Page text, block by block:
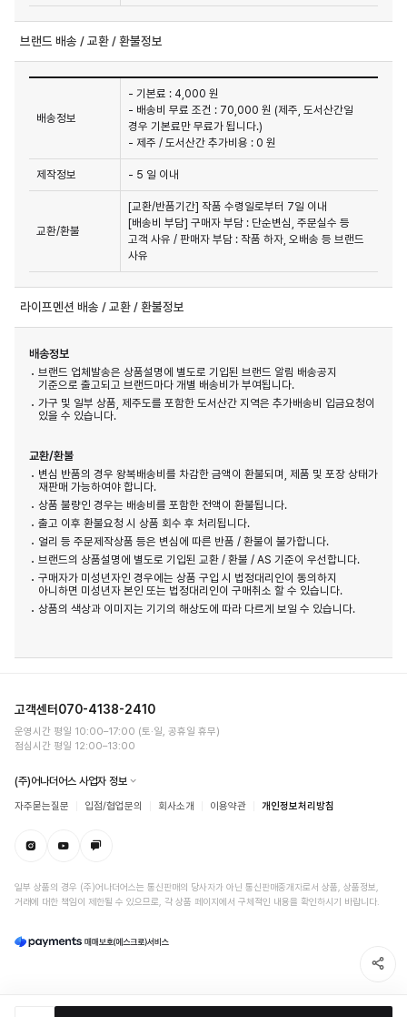
브랜드 배송 / 교환 / 환불정보
배송정보
- 기본료 : 4,000 원
- 배송비 무료 조건 : 70,000 원 (제주, 도서산간일
경우 기본료만 무료가 됩니다.)
- 제주 / 도서산간 추가비용 : 0 원
제작정보 - 5 일 이내
교환/환불
[교환/반품기간] 작품 수령일로부터 7일 이내
[배송비 부담] 구매자 부담 : 단순변심, 주문실수 등
고객 사유 / 판매자 부담 : 작품 하자, 오배송 등 브랜드
사유
라이프멘션 배송 / 교환 / 환불정보
배송정보
브랜드 업체발송은 상품설명에 별도로 기입된 브랜드 알림 배송공지
기준으로 출고되고 브랜드마다 개별 배송비가 부여됩니다.
가구 및 일부 상품, 제주도를 포함한 도서산간 지역은 추가배송비 입금요청이
있을 수 있습니다.
교환/환불
변심 반품의 경우 왕복배송비를 차감한 금액이 환불되며, 제품 및 포장 상태가
재판매 가능하여야 합니다.
상품 불량인 경우는 배송비를 포함한 전액이 환불됩니다.
출고 이후 환불요청 시 상품 회수 후 처리됩니다.
얼리 등 주문제작상품 등은 변심에 따른 반품 / 환불이 불가합니다.
브랜드의 상품설명에 별도로 기입된 교환 / 환불 / AS 기준이 우선합니다.
구매자가 미성년자인 경우에는 상품 구입 시 법정대리인이 동의하지
아니하면 미성년자 본인 또는 법정대리인이 구매취소 할 수 있습니다.
상품의 색상과 이미지는 기기의 해상도에 따라 다르게 보일 수 있습니다.
고객센터 070-4138-2410
운영시간 평일 10:00–17:00 (토·일, 공휴일 휴무)
점심시간 평일 12:00–13:00
(주)어나더어스 사업자 정보
자주묻는질문 입점/협업문의 회사소개 이용약관 개인정보처리방침
일부 상품의 경우 (주)어나더어스는 통신판매의 당사자가 아닌 통신판매중개자로서 상품, 상품정보,
거래에 대한 책임이 제한될 수 있으므로, 각 상품 페이지에서 구체적인 내용을 확인하시기 바랍니다.